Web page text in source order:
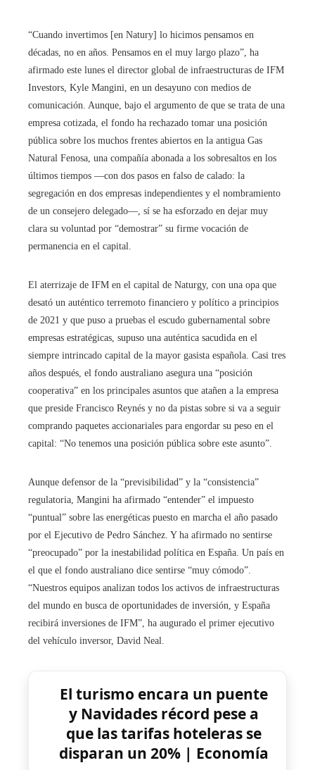
“Cuando invertimos [en Natury] lo hicimos pensamos en
décadas, no en años. Pensamos en el muy largo plazo”, ha
afirmado este lunes el director global de infraestructuras de IFM
Investors, Kyle Mangini, en un desayuno con medios de
comunicación. Aunque, bajo el argumento de que se trata de una
empresa cotizada, el fondo ha rechazado tomar una posición
pública sobre los muchos frentes abiertos en la antigua Gas
Natural Fenosa, una compañía abonada a los sobresaltos en los
últimos tiempos —con dos pasos en falso de calado: la
segregación en dos empresas independientes y el nombramiento
de un consejero delegado—, sí se ha esforzado en dejar muy
clara su voluntad por “demostrar” su firme vocación de
permanencia en el capital.
El aterrizaje de IFM en el capital de Naturgy, con una opa que
desató un auténtico terremoto financiero y político a principios
de 2021 y que puso a pruebas el escudo gubernamental sobre
empresas estratégicas, supuso una auténtica sacudida en el
siempre intrincado capital de la mayor gasista española. Casi tres
años después, el fondo australiano asegura una “posición
cooperativa” en los principales asuntos que atañen a la empresa
que preside Francisco Reynés y no da pistas sobre si va a seguir
comprando paquetes accionariales para engordar su peso en el
capital: “No tenemos una posición pública sobre este asunto”.
Aunque defensor de la “previsibilidad” y la “consistencia”
regulatoria, Mangini ha afirmado “entender” el impuesto
“puntual” sobre las energéticas puesto en marcha el año pasado
por el Ejecutivo de Pedro Sánchez. Y ha afirmado no sentirse
“preocupado” por la inestabilidad política en España. Un país en
el que el fondo australiano dice sentirse “muy cómodo”.
“Nuestros equipos analizan todos los activos de infraestructuras
del mundo en busca de oportunidades de inversión, y España
recibirá inversiones de IFM”, ha augurado el primer ejecutivo
del vehículo inversor, David Neal.
El turismo encara un puente
y Navidades récord pese a
que las tarifas hoteleras se
disparan un 20% | Economía